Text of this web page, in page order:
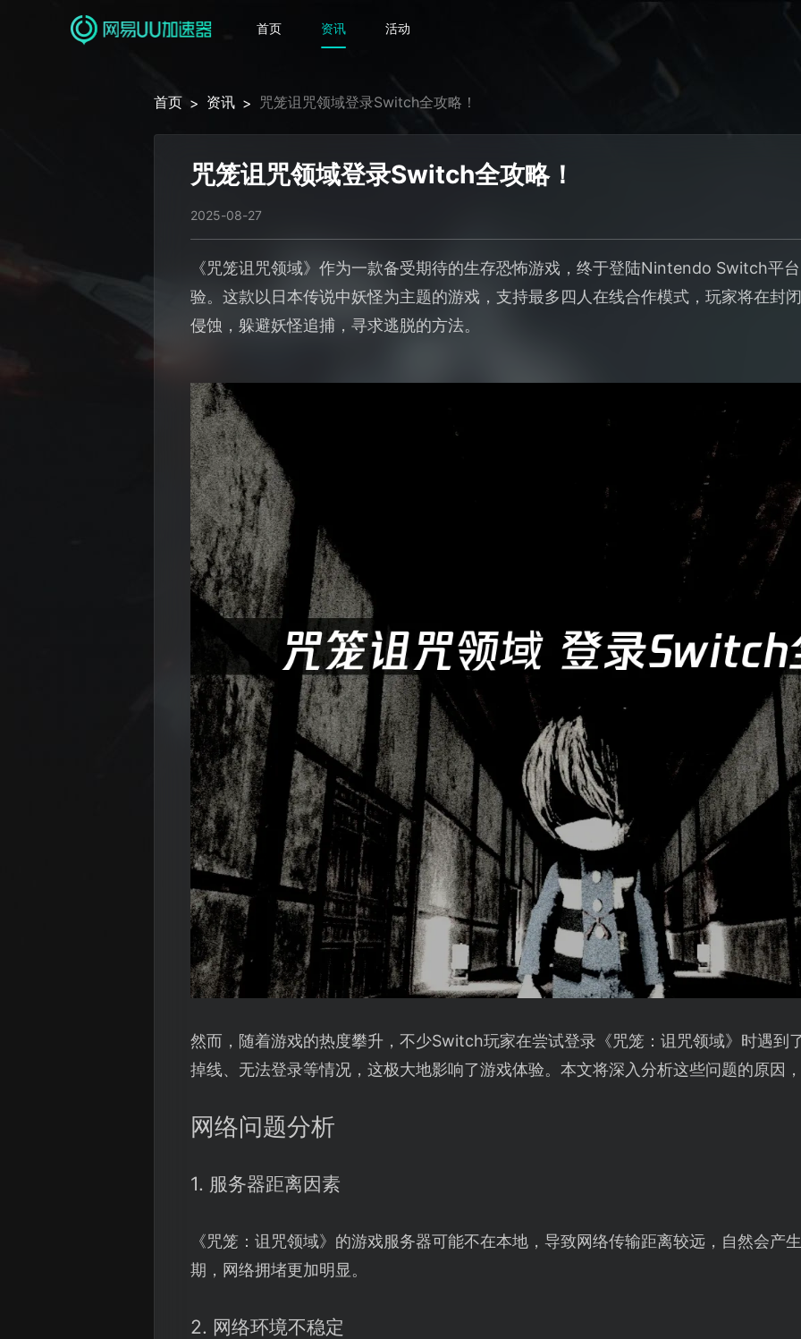
首页 资讯 活动
首页 > 资讯 > 咒笼诅咒领域登录Switch全攻略！
咒笼诅咒领域登录Switch全攻略！
2025-08-27
《咒笼诅咒领域》作为一款备受期待的生存恐怖游戏，终于登陆Nintendo Switch平
验。这款以日本传说中妖怪为主题的游戏，支持最多四人在线合作模式，玩家将在封
侵蚀，躲避妖怪追捕，寻求逃脱的方法。
然而，随着游戏的热度攀升，不少Switch玩家在尝试登录《咒笼：诅咒领域》时遇到
掉线、无法登录等情况，这极大地影响了游戏体验。本文将深入分析这些问题的原因
网络问题分析
1. 服务器距离因素
《咒笼：诅咒领域》的游戏服务器可能不在本地，导致网络传输距离较远，自然会产
期，网络拥堵更加明显。
2. 网络环境不稳定